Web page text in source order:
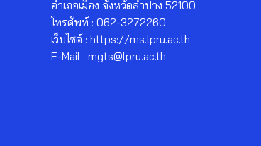
อำเภอเมือง จังหวัดลำปาง 52100
โทรศัพท์ : 062-3272260
เว็บไซต์ : https://ms.lpru.ac.th
E-Mail : mgts@lpru.ac.th